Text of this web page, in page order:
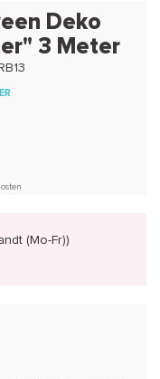
Deko
3 Meter
(Mo-Fr))